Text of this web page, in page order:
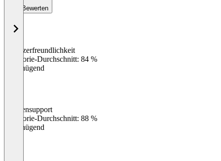
Bewerten
Benutzerfreundlichkeit
Kategorie-Durchschnitt: 84 %
Ungenügend
Kundensupport
Kategorie-Durchschnitt: 88 %
Ungenügend